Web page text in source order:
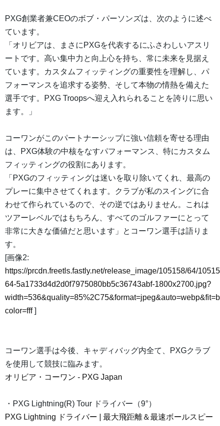
PXG創業者兼CEOのボブ・パーソンズは、次のように述べ
ています。
「オリビアは、まさにPXGを代表するにふさわしいアスリ
ートです。高い集中力と向上心を持ち、常に未来を見据え
ています。カスタムフィッティングの重要性を理解し、パ
フォーマンスを追求する姿勢、そして本物の情熱を備えた
選手です。PXG Troopsへ迎え入れられることを誇りに思い
ます。」
コーワンがこのパートナーシップに強い信頼を寄せる理由
は、PXG体験の中核をなすパフォーマンス、特にカスタム
フィッティングの役割にあります。
「PXGのフィッティングは迷いを取り除いてくれ、最高の
プレーに集中させてくれます。クラブが私のスイングに合
わせて作られているので、その逆ではありません。これは
ツアーレベルではもちろん、すべてのゴルファーにとって
非常に大きな価値だと思います」とコーワン選手は語りま
す。
[画像2:
https://prcdn.freetls.fastly.net/release_image/105158/64/
64-5a1733d4d2d0f7975080bb5c36743abf-1800x2700.jpg?
color=fff]
コーワン選手は今後、キャディバッグ内全て、PXGクラブ
を使用して競技に臨みます。
オリビア・コーワン - PXG Japan
・PXG Lightning(R) Tour ドライバー（9°）
PXG Lightning ドライバー | 最大飛距離＆最速ボールスピー